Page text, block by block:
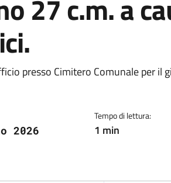
27 c.m. a
della notizia
presso Cimitero Comunale per il
2026
Tempo di lettura:
1 min